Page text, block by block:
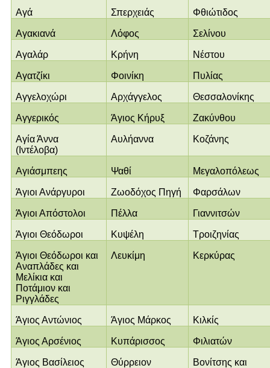
Αγά Σπερχειάς Φθιώτιδος
Αγακιανά Λόφος Σελίνου
Αγαλάρ Κρήνη Νέστου
Αγατζίκι Φοινίκη Πυλίας
Αγγελοχώρι Αρχάγγελος Θεσσαλονίκης
Αγγερικός Άγιος Κήρυξ Ζακύνθου
Αγία Άννα
(Ιντέλοβα)
Αυλήαννα Κοζάνης
Αγιάσμπεης Ψαθί Μεγαλοπόλεως
Άγιοι Ανάργυροι Ζωοδόχος Πηγή Φαρσάλων
Άγιοι Απόστολοι Πέλλα Γιαννιτσών
Άγιοι Θεόδωροι Κυψέλη Τροιζηνίας
Άγιοι Θεόδωροι και
Αναπλάδες και
Μελίκια και
Ποτάμιον και
Ριγγλάδες
Λευκίμη Κερκύρας
Άγιος Αντώνιος Άγιος Μάρκος Κιλκίς
Άγιος Αρσένιος Κυπάρισσος Φιλιατών
Άγιος Βασίλειος Θύρρειον Βονίτσης και